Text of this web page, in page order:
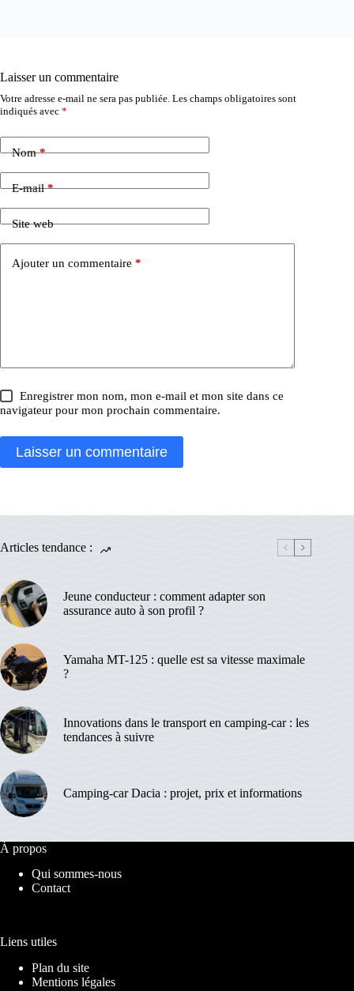
Laisser un commentaire
Votre adresse e-mail ne sera pas publiée. Les champs obligatoires sont
indiqués avec *
Nom*
E-mail*
Site web
Ajouter un commentaire *
Enregistrer mon nom, mon e-mail et mon site dans ce
navigateur pour mon prochain commentaire.
Laisser un commentaire
Articles tendance :
Jeune conducteur : comment adapter son
assurance auto à son profil ?
Yamaha MT-125 : quelle est sa vitesse maximale
?
Innovations dans le transport en camping-car : les
tendances à suivre
Camping-car Dacia : projet, prix et informations
À propos
Qui sommes-nous
Contact
Liens utiles
Plan du site
Mentions légales